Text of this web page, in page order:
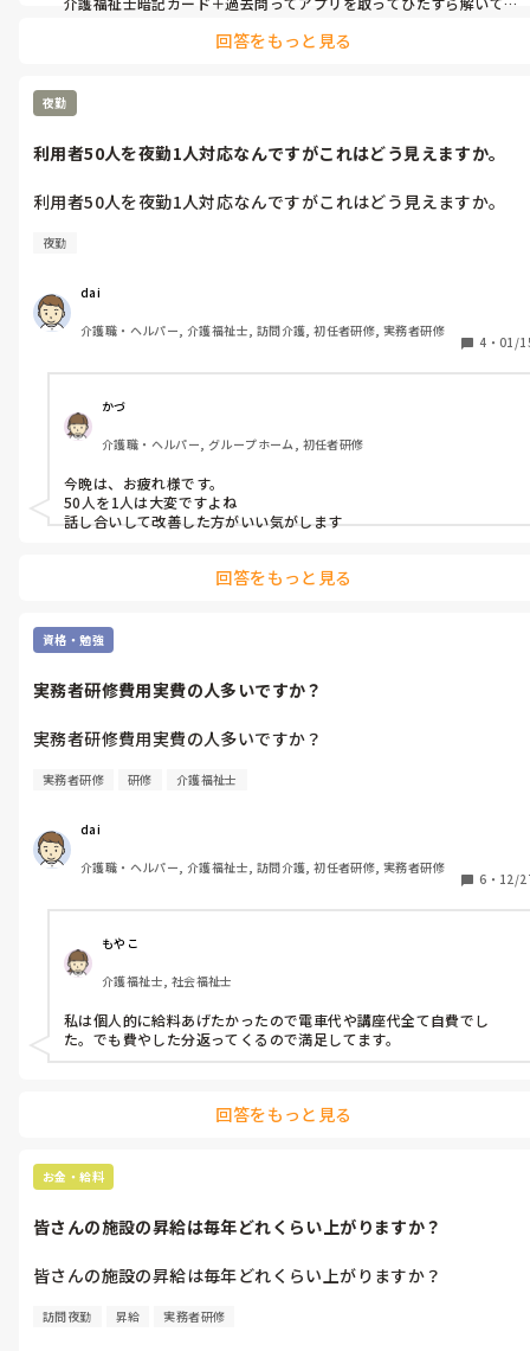
書くより声に出す方が覚えが良かったので外出先でなければひたす
回答をもっと見る
夜勤
利用者50人を夜勤1人対応なんですがこれはどう見えますか。
夜勤
dai
介護職・ヘルパー, 介護福祉士, 訪問介護, 初任者研修, 実務者研修
4 ・ 01/
かづ
介護職・ヘルパー, グループホーム, 初任者研修
今晩は、お疲れ様です。
50人を1人は大変ですよね
話し合いして改善した方がいい気がします
回答をもっと見る
資格・勉強
実務者研修費用実費の人多いですか？
実務者研修費用実費の人多いですか？
実務者研修 研修 介護福祉士
dai
介護職・ヘルパー, 介護福祉士, 訪問介護, 初任者研修, 実務者研修
6 ・ 12/
もやこ
介護福祉士, 社会福祉士
私は個人的に給料あげたかったので電車代や講座代全て自費でし
た。でも費やした分返ってくるので満足してます。
回答をもっと見る
お金・給料
皆さんの施設の昇給は毎年どれくらい上がりますか？
皆さんの施設の昇給は毎年どれくらい上がりますか？
訪問夜勤 昇給 実務者研修